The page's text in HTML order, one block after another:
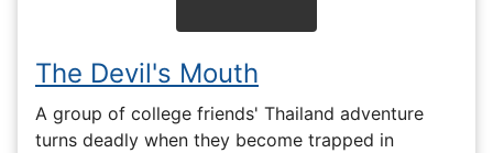
The Devil's Mouth
A group of college friends' Thailand adventure
turns deadly when they become trapped in